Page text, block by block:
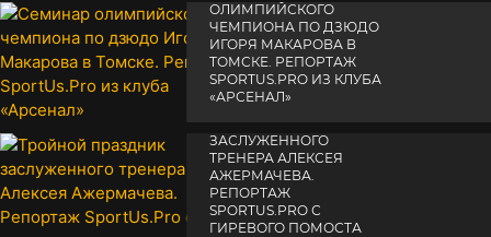
ОЛИМПИЙСКОГО
ЧЕМПИОНА ПО ДЗЮДО
ИГОРЯ МАКАРОВА В
ТОМСКЕ. РЕПОРТАЖ
SPORTUS.PRO ИЗ КЛУБА
«АРСЕНАЛ»
ЗАСЛУЖЕННОГО
ТРЕНЕРА АЛЕКСЕЯ
АЖЕРМАЧЕВА.
РЕПОРТАЖ
SPORTUS.PRO С
ГИРЕВОГО ПОМОСТА